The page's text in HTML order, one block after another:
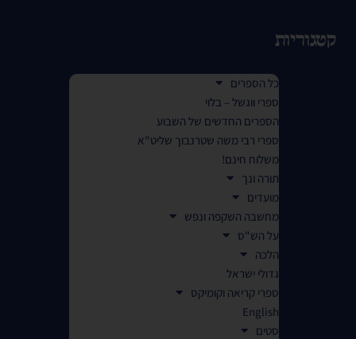
קטגוריות
כל הספרים
ספרי ווגשל – בלוי
הספרים החדשים של השבוע
ספרי רבי משה שטרנבוך שליט"א
משלוח חינם!
תורה ונך
מועדים
מחשבה השקפה ונפש
על הש"ס
הלכה
גדולי ישראל
ספרי קריאה וקומיקס
English
סטים